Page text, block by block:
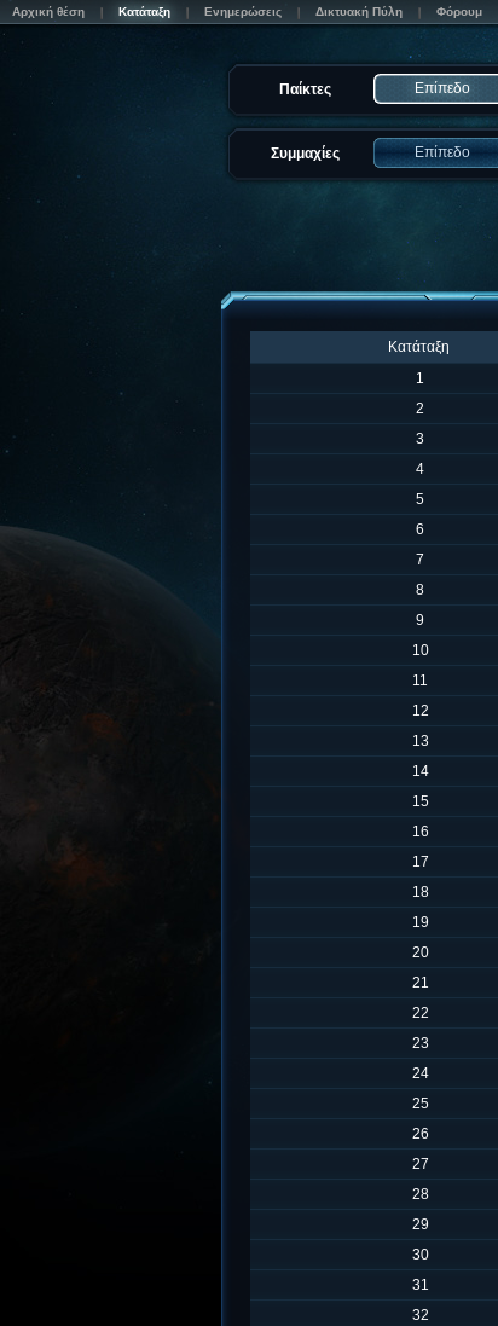
Αρχική θέση Κατάταξη Ενημερώσεις Δικτυακή Πύλη Φόρουμ
Παίκτες Επίπεδο
Συμμαχίες Επίπεδο
Κατάταξη
1
2
3
4
5
6
7
8
9
10
11
12
13
14
15
16
17
18
19
20
21
22
23
24
25
26
27
28
29
30
31
32